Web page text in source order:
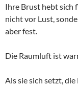
Ihre Brust hebt sich
nicht vor Lust,
aber fest.
Die Raumluft ist
Als sie sich setzt,